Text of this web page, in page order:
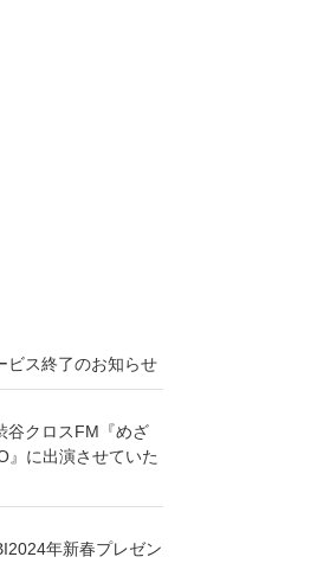
ビス終了のお知らせ
谷クロスFM『めざ
』に出演させていた
年新春プレゼン